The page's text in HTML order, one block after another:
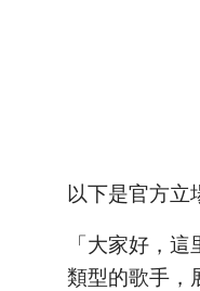
以下是官方立
「大家好，
類型的歌手，